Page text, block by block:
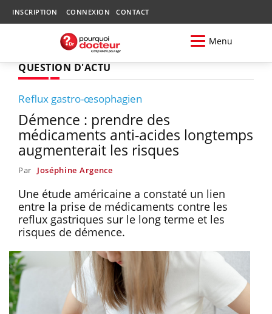
INSCRIPTION CONNEXION CONTACT
Menu
QUESTION D'ACTU
Reflux gastro-œsophagien
Démence : prendre des
médicaments anti-acides longtemps
augmenterait les risques
Par Joséphine Argence
Une étude américaine a constaté un lien
entre la prise de médicaments contre les
reflux gastriques sur le long terme et les
risques de démence.